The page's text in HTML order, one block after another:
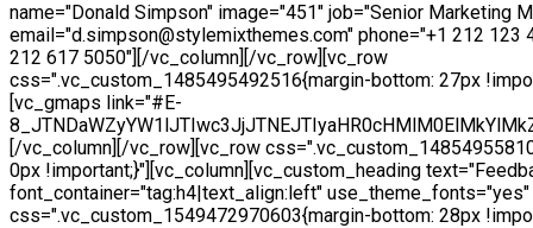
name="Donald Simpson" image="451" job="Senior Marketing
email="d.simpson@stylemixthemes.com" phone="+1 212 123
212 617 5050"][/vc_column][/vc_row][vc_row
css=".vc_custom_1485495492516{margin-bottom: 27px
[vc_gmaps link="#E-
[/vc_column][/vc_row][vc_row
0px !important;}"][vc_column][vc_custom_heading
font_container="tag:h4|text_align:left" use_theme_fonts="yes"
css=".vc_custom_1549472970603{margin-bottom: 28px